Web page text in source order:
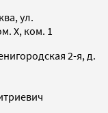
ул.
X, ком. 1
2-я, д.